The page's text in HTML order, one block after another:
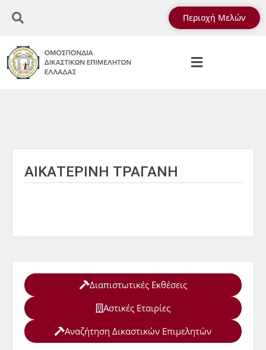
Περιοχή Μελών
ΑΙΚΑΤΕΡΙΝΗ ΤΡΑΓΑΝΗ
Διαπιστωτικές Εκθέσεις
Αστικές Εταιρίες
Αναζήτηση Δικαστικών Επιμελητών